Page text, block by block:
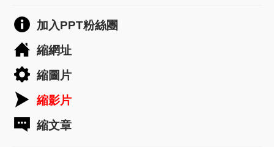
加入PPT粉絲團
縮網址
縮圖片
縮影片
縮文章